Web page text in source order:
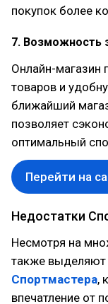
покупок более
7. Возможность
Онлайн-магазин
товаров и
ближайший
позволяет
оптимальный
Перейти на
Недостатки
Несмотря на
также выделяют
Спортмастера,
впечатление от